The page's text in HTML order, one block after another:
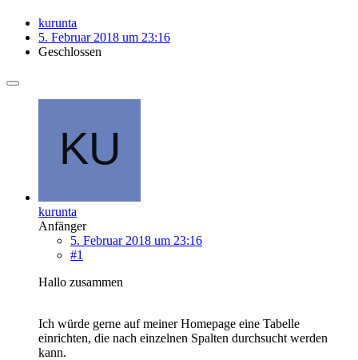
kurunta
5. Februar 2018 um 23:16
Geschlossen
kurunta
Anfänger
5. Februar 2018 um 23:16
#1
Hallo zusammen
Ich würde gerne auf meiner Homepage eine Tabelle
einrichten, die nach einzelnen Spalten durchsucht werden
kann.